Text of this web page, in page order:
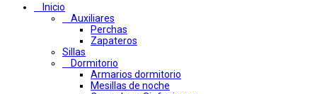
Inicio
Auxiliares
Perchas
Zapateros
Sillas
Dormitorio
Armarios dormitorio
Mesillas de noche